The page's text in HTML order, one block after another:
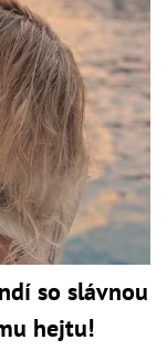
so slávnou
hejtu!